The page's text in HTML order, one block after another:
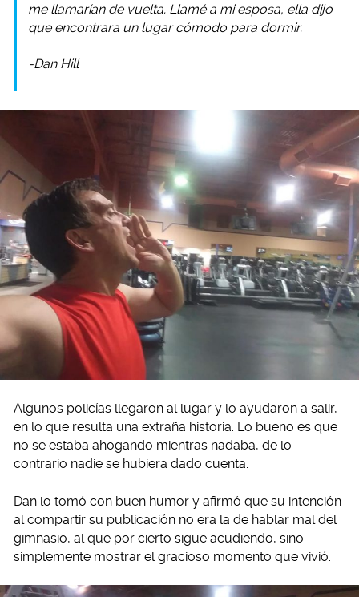
me llamarían de vuelta. Llamé a mi esposa, ella dijo
que encontrara un lugar cómodo para dormir.
-Dan Hill
Algunos policías llegaron al lugar y lo ayudaron a salir,
en lo que resulta una extraña historia. Lo bueno es que
no se estaba ahogando mientras nadaba, de lo
contrario nadie se hubiera dado cuenta.
Dan lo tomó con buen humor y afirmó que su intención
al compartir su publicación no era la de hablar mal del
gimnasio, al que por cierto sigue acudiendo, sino
simplemente mostrar el gracioso momento que vivió.